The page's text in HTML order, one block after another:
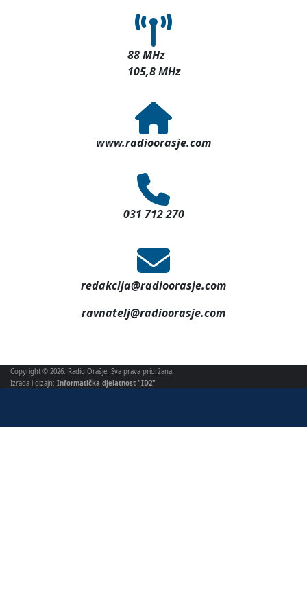
88 MHz
105,8 MHz
www.radioorasje.com
031 712 270
redakcija@radioorasje.com
ravnatelj@radioorasje.com
Copyright © 2026. Radio Orašje. Sva prava pridržana.
Izrada i dizajn: Informatička djelatnost "ID2"